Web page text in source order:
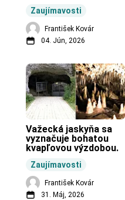
Zaujímavosti
vo svete.
František Kovár
04. Jún, 2026
Zaujímavosti
Važecká jaskyňa sa
vyznačuje bohatou
kvapľovou výzdobou.
František Kovár
31. Máj, 2026